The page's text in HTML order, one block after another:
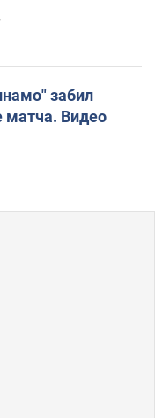
забил
матча. Видео